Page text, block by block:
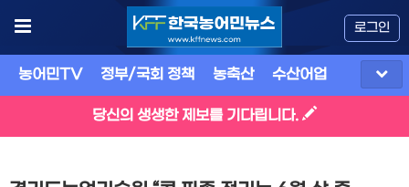
로그인
농어민TV 정부/국회 정책 농축산 수산어업
당신의 생생한 제보를 기다립니다.